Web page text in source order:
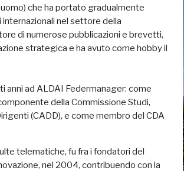
che ha portato gradualmente
nel settore della
di numerose pubblicazioni e brevetti,
strategica e ha avuto come hobby il
anni ad ALDAI Federmanager: come
della Commissione Studi,
(CADD), e come membro del CDA
telematiche, fu fra i fondatori del
nel 2004, contribuendo con la